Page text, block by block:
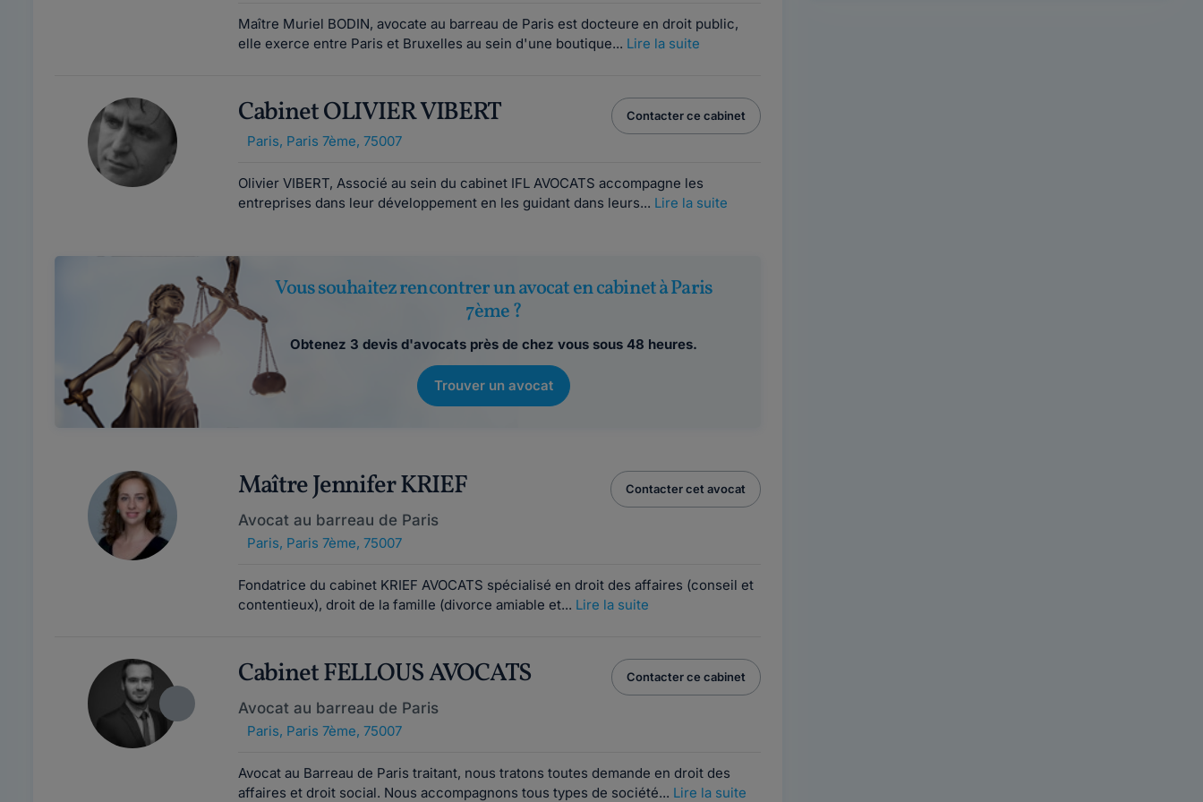
Maître Muriel BODIN, avocate au barreau de Paris est docteure en droit public,
elle exerce entre Paris et Bruxelles au sein d'une boutique... Lire la suite
Cabinet OLIVIER VIBERT
Paris, Paris 7ème, 75007
Contacter ce cabinet
Olivier VIBERT, Associé au sein du cabinet IFL AVOCATS accompagne les
entreprises dans leur développement en les guidant dans leurs... Lire la suite
Vous souhaitez rencontrer un avocat en cabinet à Paris
7ème ?
Obtenez 3 devis d'avocats près de chez vous sous 48 heures.
Trouver un avocat
Maître Jennifer KRIEF
Avocat au barreau de Paris
Paris, Paris 7ème, 75007
Contacter cet avocat
Fondatrice du cabinet KRIEF AVOCATS spécialisé en droit des affaires (conseil et
contentieux), droit de la famille (divorce amiable et... Lire la suite
Cabinet FELLOUS AVOCATS
Avocat au barreau de Paris
Paris, Paris 7ème, 75007
Contacter ce cabinet
Avocat au Barreau de Paris traitant, nous tratons toutes demande en droit des
affaires et droit social. Nous accompagnons tous types de société... Lire la suite